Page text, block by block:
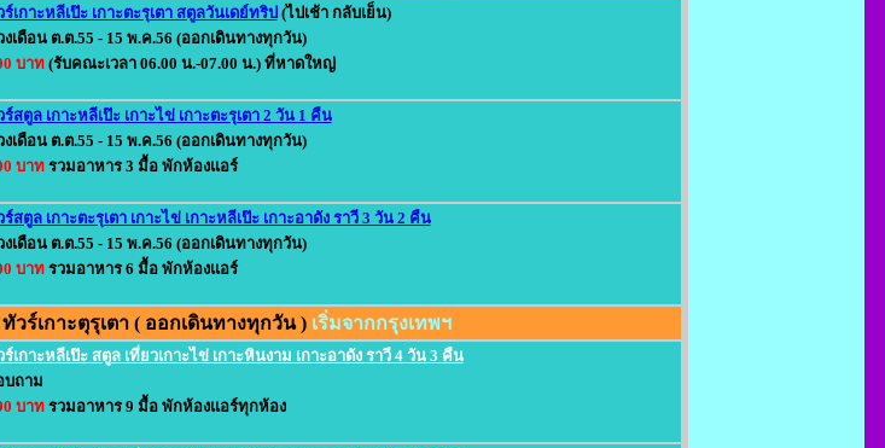
เกาะหลีเป๊ะ เกาะตะรุเตา สตูลวันเดย์ทริป (ไปเช้า กลับเย็น)
เดือน ต.ต.55 - 15 พ.ค.56 (ออกเดินทางทุกวัน)
บาท (รับคณะเวลา 06.00 น.-07.00 น.) ที่หาดใหญ่
สตูล เกาะหลีเป๊ะ เกาะไข่ เกาะตะรุเตา 2 วัน 1 คืน
เดือน ต.ต.55 - 15 พ.ค.56 (ออกเดินทางทุกวัน)
บาท รวมอาหาร 3 มื้อ พักห้องแอร์
สตูล เกาะตะรุเตา เกาะไข่ เกาะหลีเป๊ะ เกาะอาดัง ราวี 3 วัน 2 คืน
เดือน ต.ต.55 - 15 พ.ค.56 (ออกเดินทางทุกวัน)
บาท รวมอาหาร 6 มื้อ พักห้องแอร์
วร์เกาะตุรุเตา ( ออกเดินทางทุกวัน ) เริ่มจากกรุงเทพฯ
เกาะหลีเป๊ะ สตูล เที่ยวเกาะไข่ เกาะหินงาม เกาะอาดัง ราวี 4 วัน 3 คืน
บถาม
บาท รวมอาหาร 9 มื้อ พักห้องแอร์ทุกห้อง